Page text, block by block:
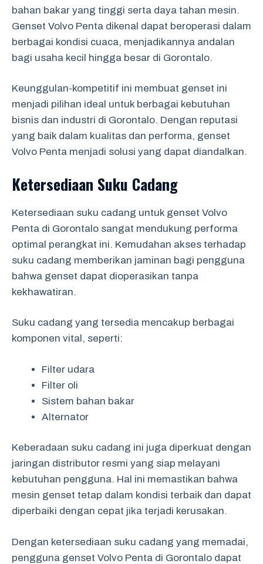
bahan bakar yang tinggi serta daya tahan mesin.
Genset Volvo Penta dikenal dapat beroperasi dalam
berbagai kondisi cuaca, menjadikannya andalan
bagi usaha kecil hingga besar di Gorontalo.
Keunggulan-kompetitif ini membuat genset ini
menjadi pilihan ideal untuk berbagai kebutuhan
bisnis dan industri di Gorontalo. Dengan reputasi
yang baik dalam kualitas dan performa, genset
Volvo Penta menjadi solusi yang dapat diandalkan.
Ketersediaan Suku Cadang
Ketersediaan suku cadang untuk genset Volvo
Penta di Gorontalo sangat mendukung performa
optimal perangkat ini. Kemudahan akses terhadap
suku cadang memberikan jaminan bagi pengguna
bahwa genset dapat dioperasikan tanpa
kekhawatiran.
Suku cadang yang tersedia mencakup berbagai
komponen vital, seperti:
Filter udara
Filter oli
Sistem bahan bakar
Alternator
Keberadaan suku cadang ini juga diperkuat dengan
jaringan distributor resmi yang siap melayani
kebutuhan pengguna. Hal ini memastikan bahwa
mesin genset tetap dalam kondisi terbaik dan dapat
diperbaiki dengan cepat jika terjadi kerusakan.
Dengan ketersediaan suku cadang yang memadai,
pengguna genset Volvo Penta di Gorontalo dapat